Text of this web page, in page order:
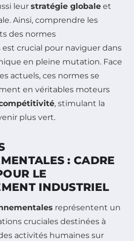
leur stratégie globale et
Ainsi, comprendre les
des normes
crucial pour naviguer dans
en pleine mutation. Face
actuels, ces normes se
en véritables moteurs
, stimulant la
plus vert.
: CADRE
LE
INDUSTRIEL
représentent un
cruciales destinées à
activités humaines sur